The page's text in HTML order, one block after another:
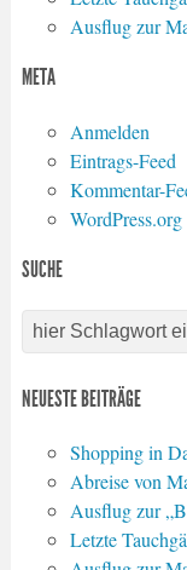
Ausflug zur
META
Anmelden
Eintrags-Feed
Kommentar-
WordPress.org
SUCHE
NEUESTE BEITRÄGE
Shopping in
Abreise von
Ausflug zur
Letzte